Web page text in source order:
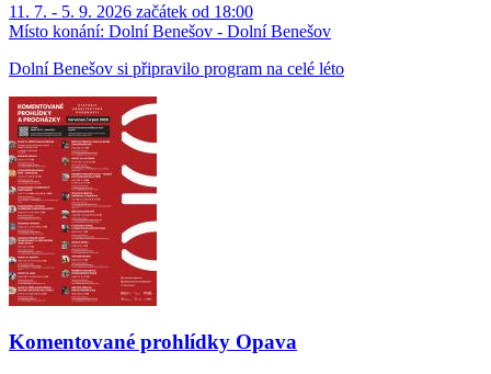
11. 7. - 5. 9. 2026 začátek od 18:00
Místo konání: Dolní Benešov - Dolní Benešov
Dolní Benešov si připravilo program na celé léto
Komentované prohlídky Opava